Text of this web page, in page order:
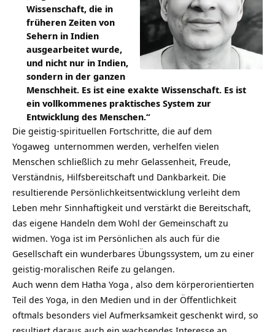
Wissenschaft, die in
früheren Zeiten von
Sehern in Indien
ausgearbeitet wurde,
und nicht nur in Indien,
sondern in der ganzen
Menschheit. Es ist eine exakte Wissenschaft. Es ist
ein vollkommenes praktisches System zur
Entwicklung des Menschen.“
Die geistig-spirituellen Fortschritte, die auf dem
Yogaweg unternommen werden, verhelfen vielen
Menschen schließlich zu mehr Gelassenheit, Freude,
Verständnis, Hilfsbereitschaft und Dankbarkeit. Die
resultierende Persönlichkeitsentwicklung verleiht dem
Leben mehr Sinnhaftigkeit und verstärkt die Bereitschaft,
das eigene Handeln dem Wohl der Gemeinschaft zu
widmen. Yoga ist im Persönlichen als auch für die
Gesellschaft ein wunderbares Übungssystem, um zu einer
geistig-moralischen Reife zu gelangen.
Auch wenn dem Hatha Yoga , also dem körperorientierten
Teil des Yoga, in den Medien und in der Öffentlichkeit
oftmals besonders viel Aufmerksamkeit geschenkt wird, so